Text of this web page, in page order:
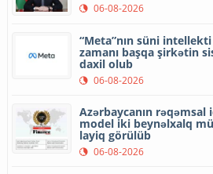
06-08-2026
“Meta”nın süni
zamanı başqa şirkətin
daxil olub
06-08-2026
Azərbaycanın rəqəmsal
model iki beynəlxalq
layiq görülüb
06-08-2026